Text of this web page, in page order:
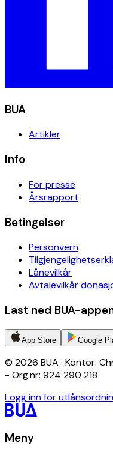
BUA
Artikler
Info
For presse
Årsrapport
Betingelser
Personvern
Lånevilkår
Avtalevilkår
Last ned BUA-
App Store Google
© 2026 BUA · Kontor:
- Org.nr: 924 290 218
Logg inn for
Meny